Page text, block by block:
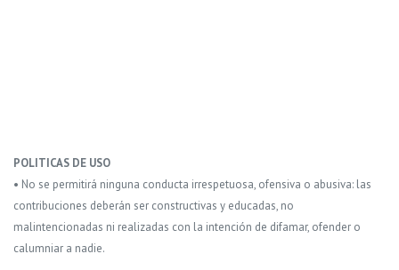
POLITICAS DE USO
• No se permitirá ninguna conducta irrespetuosa, ofensiva o abusiva: las
contribuciones deberán ser constructivas y educadas, no
malintencionadas ni realizadas con la intención de difamar, ofender o
calumniar a nadie.